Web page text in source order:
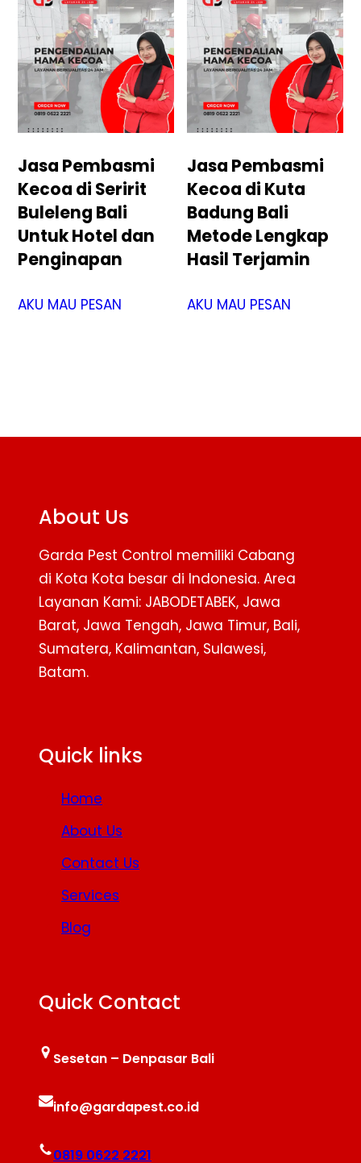
Jasa Pembasmi
Kecoa di Seririt
Buleleng Bali
Untuk Hotel dan
Penginapan
AKU MAU PESAN
Jasa Pembasmi
Kecoa di Kuta
Badung Bali
Metode Lengkap
Hasil Terjamin
AKU MAU PESAN
About Us
Garda Pest Control memiliki Cabang
di Kota Kota besar di Indonesia. Area
Layanan Kami: JABODETABEK, Jawa
Barat, Jawa Tengah, Jawa Timur, Bali,
Sumatera, Kalimantan, Sulawesi,
Batam.
Quick links
Home
About Us
Contact Us
Services
Blog
Quick Contact
Sesetan – Denpasar Bali
info@gardapest.co.id
0819 0622 2221